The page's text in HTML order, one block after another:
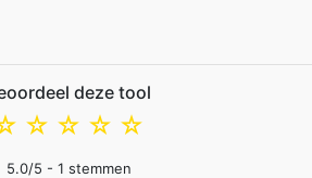
deze tool
☆
☆
☆
☆
5.0/5 - 1 stemmen